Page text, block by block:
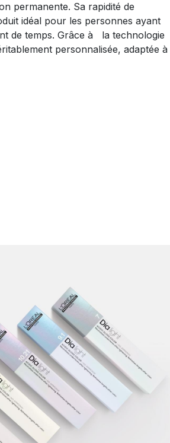
permanente. Sa rapidité de
idéal pour les personnes ayant
de temps. Grâce à la technologie
personnalisée, adaptée à